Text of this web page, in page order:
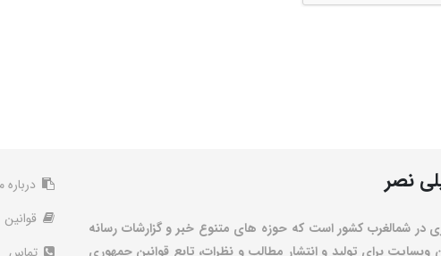
نصر
در شمالغرب کشور است که حوزه های متنوع خبر و گزارشات رسانه
برای تولید و انتشار مطالب و نظرات، تابع قوانین جمهوری
درباره
قوانین